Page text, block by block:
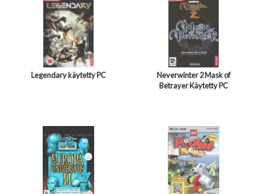
Legendary käytetty PC
Neverwinter 2 Mask of
Betrayer Käytetty PC